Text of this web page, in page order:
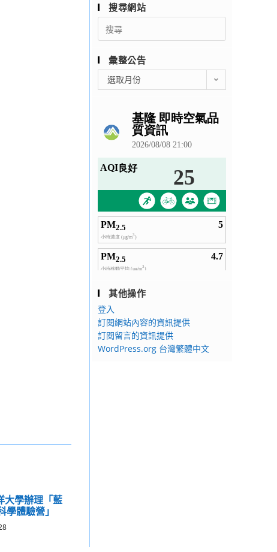
大學辦理「藍
學體驗營」
搜尋網站
Search
for:
彙整公告
整
選取月份
其他操作
登入
訂閱網站內容的資訊提供
訂閱留言的資訊提供
WordPress.org 台灣繁體中文